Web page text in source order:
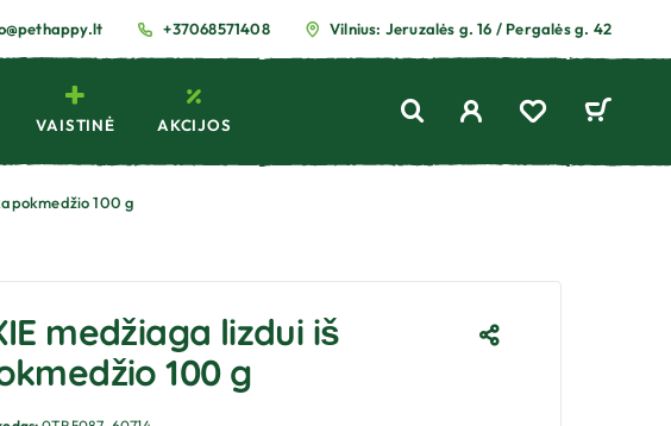
+37068571408 Vilnius: Jeruzalės g. 16 / Pergalės g. 42
VAISTINĖ AKCIJOS
100 g
medžiaga lizdui iš
100 g